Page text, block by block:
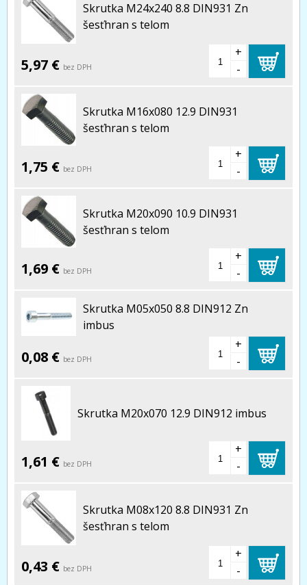
Skrutka M24x240 8.8 DIN931 Zn
šesťhran s telom
5,97 € bez DPH
+
-
Skrutka M16x080 12.9 DIN931
šesťhran s telom
1,75 € bez DPH
+
-
Skrutka M20x090 10.9 DIN931
šesťhran s telom
1,69 € bez DPH
+
-
Skrutka M05x050 8.8 DIN912 Zn
imbus
0,08 € bez DPH
+
-
Skrutka M20x070 12.9 DIN912 imbus
1,61 € bez DPH
+
-
Skrutka M08x120 8.8 DIN931 Zn
šesťhran s telom
0,43 € bez DPH
+
-